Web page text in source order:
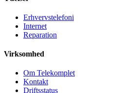
Erhvervstelefoni
Internet
Reparation
Virksomhed
Om Telekomplet
Kontakt
Driftsstatus